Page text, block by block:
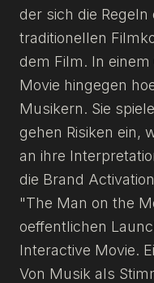
der sich die
traditionellen
dem Film. In einem
Movie hingegen
Musikern. Sie
gehen Risiken ein,
an ihre
die Brand
"The Man on the
oeffentlichen
Interactive Movie.
Von Musik als